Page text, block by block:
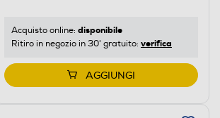
Acquisto online: disponibile
Ritiro in negozio in 30' gratuito: verifica
AGGIUNGI